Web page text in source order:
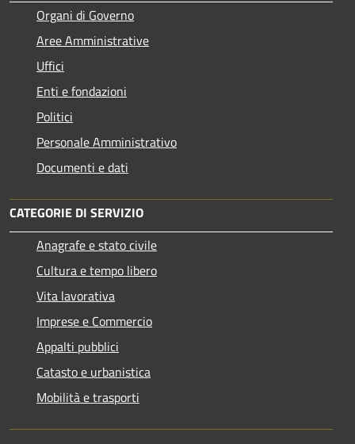
Organi di Governo
Aree Amministrative
Uffici
Enti e fondazioni
Politici
Personale Amministrativo
Documenti e dati
CATEGORIE DI SERVIZIO
Anagrafe e stato civile
Cultura e tempo libero
Vita lavorativa
Imprese e Commercio
Appalti pubblici
Catasto e urbanistica
Mobilità e trasporti